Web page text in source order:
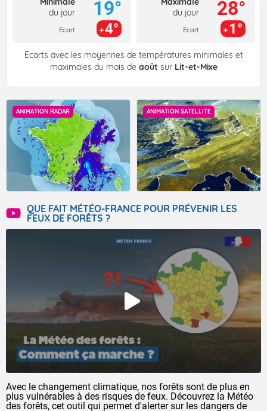
du jour
Ecart
19°
4°
du jour
Ecart
28°
1°
Écarts avec les moyennes de températures minimales et
maximales du mois de août sur Lit-et-Mixe
ANIMATION RADAR ANIMATION SATELLITE
QUE FAIT MÉTÉO-FRANCE POUR PRÉVENIR LES
FEUX DE FORÊTS ?
Avec le changement climatique, nos forêts sont de plus en
plus vulnérables à des risques de feux. Découvrez la Météo
des forêts, cet outil qui permet d'alerter sur les dangers de